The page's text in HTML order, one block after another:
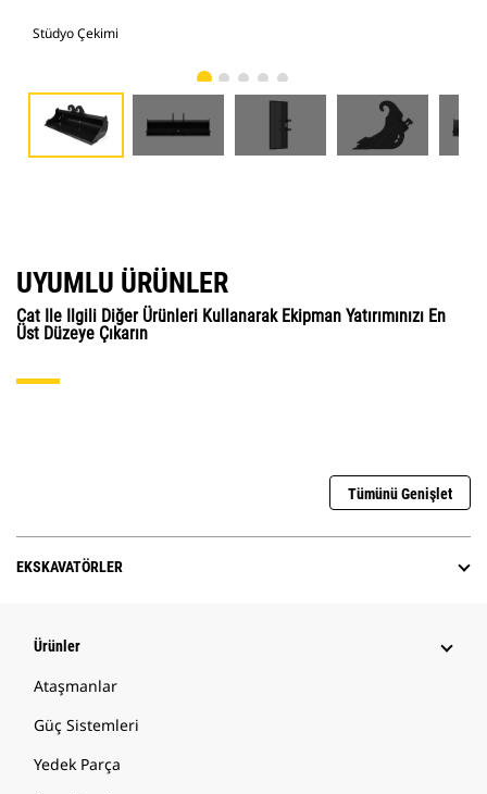
Stüdyo Çekimi
UYUMLU ÜRÜNLER
Cat Ile Ilgili Diğer Ürünleri Kullanarak Ekipman Yatırımınızı En
Üst Düzeye Çıkarın
Tümünü Genişlet
EKSKAVATÖRLER
Ürünler
Ataşmanlar
Güç Sistemleri
Yedek Parça